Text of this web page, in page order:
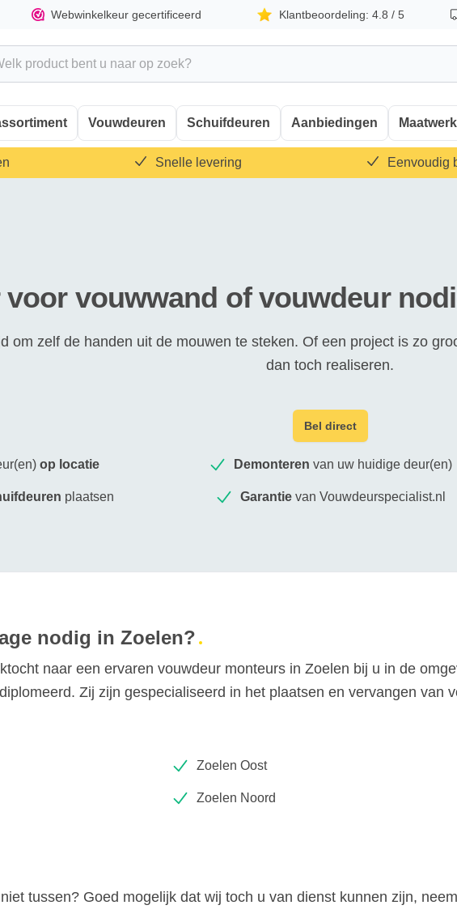
Webwinkelkeur gecertificeerd Klantbeoordeling: 4.8 / 5
Vouwdeuren Schuifdeuren Aanbiedingen
Snelle levering Eenvoudig
voor vouwwand of vouwdeur
om zelf de handen uit de mouwen te steken. Of een project is zo
dan toch realiseren.
Bel direct
op locatie Demonteren van uw huidige deur(en)
plaatsen Garantievan Vouwdeurspecialist.nl
nodig in Zoelen?
naar een ervaren vouwdeur monteurs in Zoelen bij u in de
Zij zijn gespecialiseerd in het plaatsen en vervangen van
Zoelen Oost
Zoelen Noord
tussen? Goed mogelijk dat wij toch u van dienst kunnen zijn,